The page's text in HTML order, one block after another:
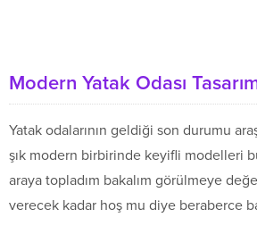
Modern Yatak Odası
Yatak odalarının geldiği son durumu
şık modern birbirinde keyifli modelleri
araya topladım bakalım görülmeye
verecek kadar hoş mu diye beraberce